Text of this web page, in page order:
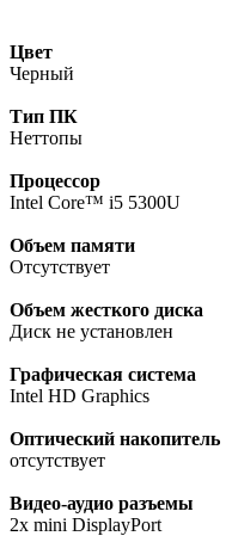
Цвет
Черный
Тип ПК
Неттопы
Процессор
Intel Core™ i5 5300U
Объем памяти
Отсутствует
Объем жесткого диска
Диск не установлен
Графическая система
Intel HD Graphics
Оптический накопитель
отсутствует
Видео-аудио разъемы
2х mini DisplayPort